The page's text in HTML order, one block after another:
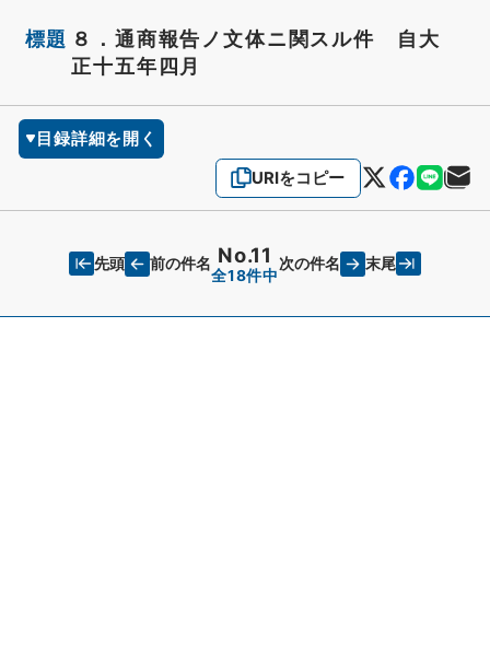
標題 ８．通商報告ノ文体ニ関スル件 自大
正十五年四月
目録詳細を開く
URIをコピー
先頭 前の件名 No.11
全18件中
次の件名 末尾